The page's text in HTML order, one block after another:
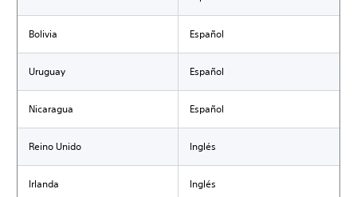
Bolivia Español
Uruguay Español
Nicaragua Español
Reino Unido Inglés
Irlanda Inglés